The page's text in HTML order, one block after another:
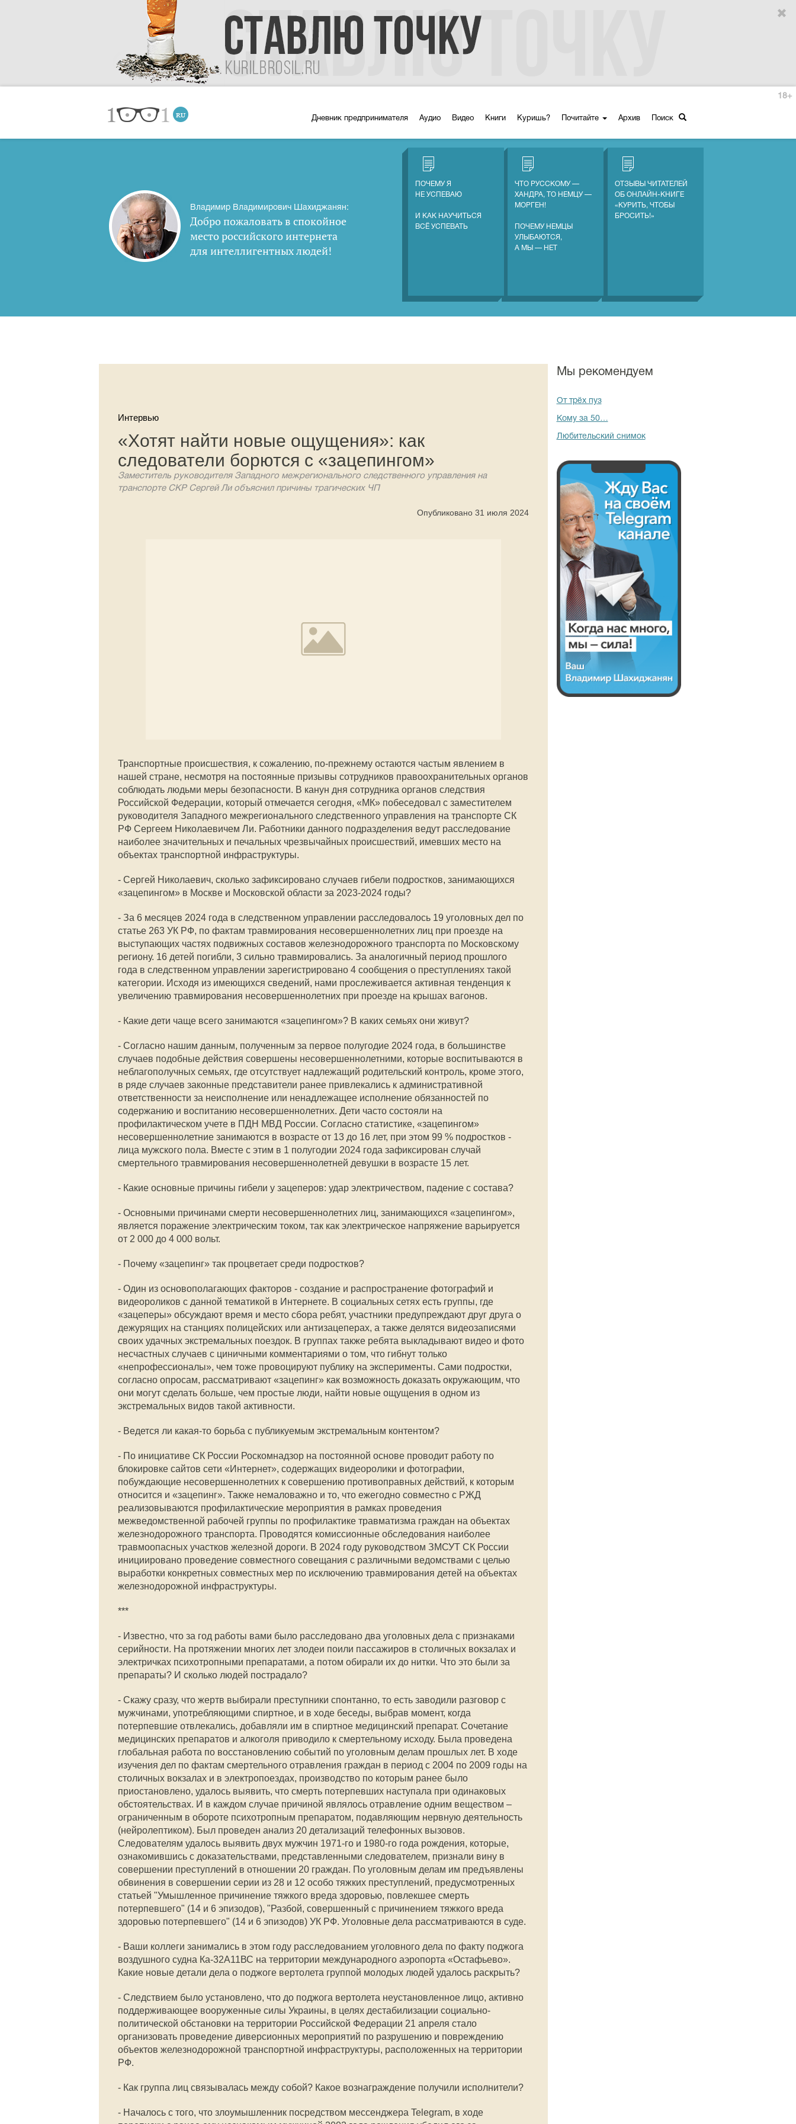
Дневник предпринимателя Аудио Видео Книги Куришь? Почитайте Архив Поиск
18+
Владимир Владимирович Шахиджанян:
Добро пожаловать в спокойное
место российского интернета
для интеллигентных людей!
ПОЧЕМУ Я
НЕ УСПЕВАЮ
И КАК НАУЧИТЬСЯ
ВСЁ УСПЕВАТЬ
ЧТО РУССКОМУ —
ХАНДРА, ТО НЕМЦУ —
МОРГЕН!
ПОЧЕМУ НЕМЦЫ
УЛЫБАЮТСЯ,
А МЫ — НЕТ
ОТЗЫВЫ ЧИТАТЕЛЕЙ
ОБ ОНЛАЙН-КНИГЕ
«КУРИТЬ, ЧТОБЫ
БРОСИТЬ!»
Интервью
«Хотят найти новые ощущения»: как
следователи борются с «зацепингом»
Заместитель руководителя Западного межрегионального следственного управления на
транспорте СКР Сергей Ли объяснил причины трагических ЧП
Опубликовано 31 июля 2024
Транспортные происшествия, к сожалению, по-прежнему остаются частым явлением в
нашей стране, несмотря на постоянные призывы сотрудников правоохранительных органов
соблюдать людьми меры безопасности. В канун дня сотрудника органов следствия
Российской Федерации, который отмечается сегодня, «МК» побеседовал с заместителем
руководителя Западного межрегионального следственного управления на транспорте СК
РФ Сергеем Николаевичем Ли. Работники данного подразделения ведут расследование
наиболее значительных и печальных чрезвычайных происшествий, имевших место на
объектах транспортной инфраструктуры.
- Сергей Николаевич, сколько зафиксировано случаев гибели подростков, занимающихся
«зацепингом» в Москве и Московской области за 2023-2024 годы?
- За 6 месяцев 2024 года в следственном управлении расследовалось 19 уголовных дел по
статье 263 УК РФ, по фактам травмирования несовершеннолетних лиц при проезде на
выступающих частях подвижных составов железнодорожного транспорта по Московскому
региону. 16 детей погибли, 3 сильно травмировались. За аналогичный период прошлого
года в следственном управлении зарегистрировано 4 сообщения о преступлениях такой
категории. Исходя из имеющихся сведений, нами прослеживается активная тенденция к
увеличению травмирования несовершеннолетних при проезде на крышах вагонов.
- Какие дети чаще всего занимаются «зацепингом»? В каких семьях они живут?
- Согласно нашим данным, полученным за первое полугодие 2024 года, в большинстве
случаев подобные действия совершены несовершеннолетними, которые воспитываются в
неблагополучных семьях, где отсутствует надлежащий родительский контроль, кроме этого,
в ряде случаев законные представители ранее привлекались к административной
ответственности за неисполнение или ненадлежащее исполнение обязанностей по
содержанию и воспитанию несовершеннолетних. Дети часто состояли на
профилактическом учете в ПДН МВД России. Согласно статистике, «зацепингом»
несовершеннолетние занимаются в возрасте от 13 до 16 лет, при этом 99 % подростков -
лица мужского пола. Вместе с этим в 1 полугодии 2024 года зафиксирован случай
смертельного травмирования несовершеннолетней девушки в возрасте 15 лет.
- Какие основные причины гибели у зацеперов: удар электричеством, падение с состава?
- Основными причинами смерти несовершеннолетних лиц, занимающихся «зацепингом»,
является поражение электрическим током, так как электрическое напряжение варьируется
от 2 000 до 4 000 вольт.
- Почему «зацепинг» так процветает среди подростков?
- Один из основополагающих факторов - создание и распространение фотографий и
видеороликов с данной тематикой в Интернете. В социальных сетях есть группы, где
«зацеперы» обсуждают время и место сбора ребят, участники предупреждают друг друга о
дежурящих на станциях полицейских или антизацеперах, а также делятся видеозаписями
своих удачных экстремальных поездок. В группах также ребята выкладывают видео и фото
несчастных случаев с циничными комментариями о том, что гибнут только
«непрофессионалы», чем тоже провоцируют публику на эксперименты. Сами подростки,
согласно опросам, рассматривают «зацепинг» как возможность доказать окружающим, что
они могут сделать больше, чем простые люди, найти новые ощущения в одном из
экстремальных видов такой активности.
- Ведется ли какая-то борьба с публикуемым экстремальным контентом?
- По инициативе СК России Роскомнадзор на постоянной основе проводит работу по
блокировке сайтов сети «Интернет», содержащих видеоролики и фотографии,
побуждающие несовершеннолетних к совершению противоправных действий, к которым
относится и «зацепинг». Также немаловажно и то, что ежегодно совместно с РЖД
реализовываются профилактические мероприятия в рамках проведения
межведомственной рабочей группы по профилактике травматизма граждан на объектах
железнодорожного транспорта. Проводятся комиссионные обследования наиболее
травмоопасных участков железной дороги. В 2024 году руководством ЗМСУТ СК России
инициировано проведение совместного совещания с различными ведомствами с целью
выработки конкретных совместных мер по исключению травмирования детей на объектах
железнодорожной инфраструктуры.
***
- Известно, что за год работы вами было расследовано два уголовных дела с признаками
серийности. На протяжении многих лет злодеи поили пассажиров в столичных вокзалах и
электричках психотропными препаратами, а потом обирали их до нитки. Что это были за
препараты? И сколько людей пострадало?
- Скажу сразу, что жертв выбирали преступники спонтанно, то есть заводили разговор с
мужчинами, употребляющими спиртное, и в ходе беседы, выбрав момент, когда
потерпевшие отвлекались, добавляли им в спиртное медицинский препарат. Сочетание
медицинских препаратов и алкоголя приводило к смертельному исходу. Была проведена
глобальная работа по восстановлению событий по уголовным делам прошлых лет. В ходе
изучения дел по фактам смертельного отравления граждан в период с 2004 по 2009 годы на
столичных вокзалах и в электропоездах, производство по которым ранее было
приостановлено, удалось выявить, что смерть потерпевших наступала при одинаковых
обстоятельствах. И в каждом случае причиной являлось отравление одним веществом –
ограниченным в обороте психотропным препаратом, подавляющим нервную деятельность
(нейролептиком). Был проведен анализ 20 детализаций телефонных вызовов.
Следователям удалось выявить двух мужчин 1971-го и 1980-го года рождения, которые,
ознакомившись с доказательствами, представленными следователем, признали вину в
совершении преступлений в отношении 20 граждан. По уголовным делам им предъявлены
обвинения в совершении серии из 28 и 12 особо тяжких преступлений, предусмотренных
статьей "Умышленное причинение тяжкого вреда здоровью, повлекшее смерть
потерпевшего" (14 и 6 эпизодов), "Разбой, совершенный с причинением тяжкого вреда
здоровью потерпевшего" (14 и 6 эпизодов) УК РФ. Уголовные дела рассматриваются в суде.
- Ваши коллеги занимались в этом году расследованием уголовного дела по факту поджога
воздушного судна Ка-32А11ВС на территории международного аэропорта «Остафьево».
Какие новые детали дела о поджоге вертолета группой молодых людей удалось раскрыть?
- Следствием было установлено, что до поджога вертолета неустановленное лицо, активно
поддерживающее вооруженные силы Украины, в целях дестабилизации социально-
политической обстановки на территории Российской Федерации 21 апреля стало
организовать проведение диверсионных мероприятий по разрушению и повреждению
объектов железнодорожной транспортной инфраструктуры, расположенных на территории
РФ.
- Как группа лиц связывалась между собой? Какое вознаграждение получили исполнители?
- Началось с того, что злоумышленник посредством мессенджера Telegram, в ходе
Мы рекомендуем
От трёх пуз
Кому за 50…
Любительский снимок